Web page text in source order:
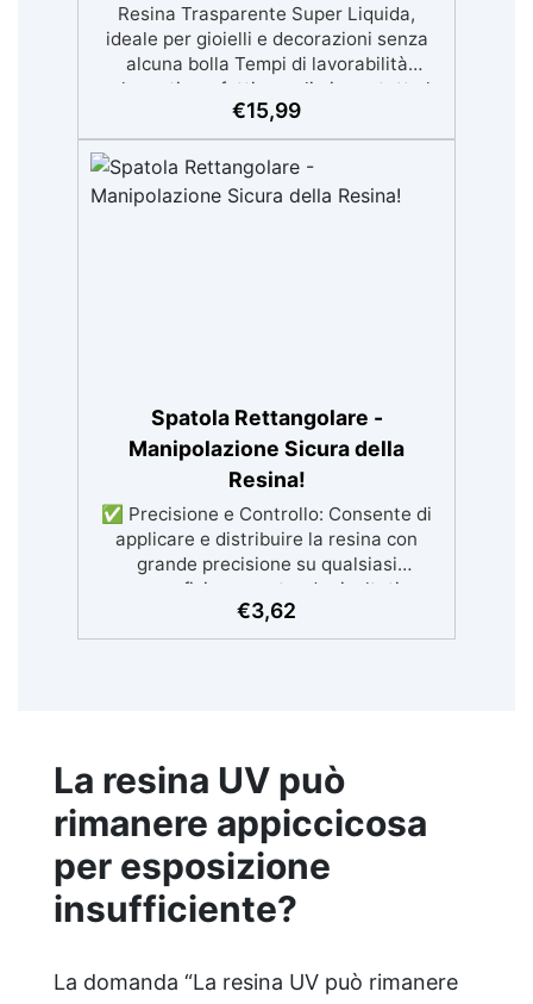
Resina Trasparente Super Liquida,
ideale per gioielli e decorazioni senza
alcuna bolla Tempi di lavorabilità
prolungati, perfetti per eliminare tutte le
microbolle Trasparente, resistente
all'ingiallimento per colate da 2mm fino a
2 cm, minimizzando le bolle d'aria per
risultati impeccabili. Compatibile con
€15,99
Spatola Rettangolare -
Manipolazione Sicura della
Resina!
✅ Precisione e Controllo: Consente di
applicare e distribuire la resina con
grande precisione su qualsiasi
superficie, garantendo risultati
impeccabili. ✅ Crea Effetti Unici: Ideale
per sperimentare con colori e sfumature,
d'Uso: Adatta a una vasta gamma di
progetti, da opere d'arte a gioielli e
decorazioni. ✅ Design Ergonomico:
Forma rettangolare che offre un
controllo ottimale per applicare la resina
in modo uniforme e preciso.
€3,62
La resina UV può
rimanere appiccicosa
per esposizione
insufficiente?
La domanda “La resina UV può rimanere